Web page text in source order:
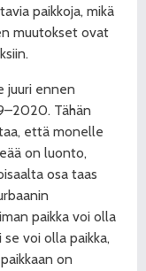
paikkoja, mikä
muutokset ovat
juuri ennen
Tähän
että monelle
on luonto,
osa taas
paikka voi olla
voi olla paikka,
on